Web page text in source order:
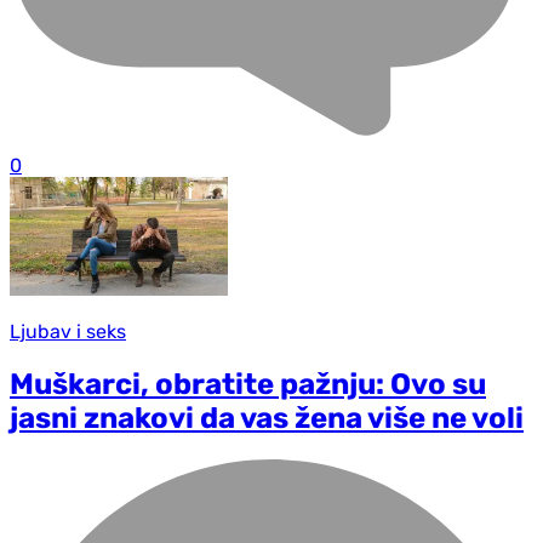
0
Ljubav i seks
Muškarci, obratite pažnju: Ovo su
jasni znakovi da vas žena više ne voli